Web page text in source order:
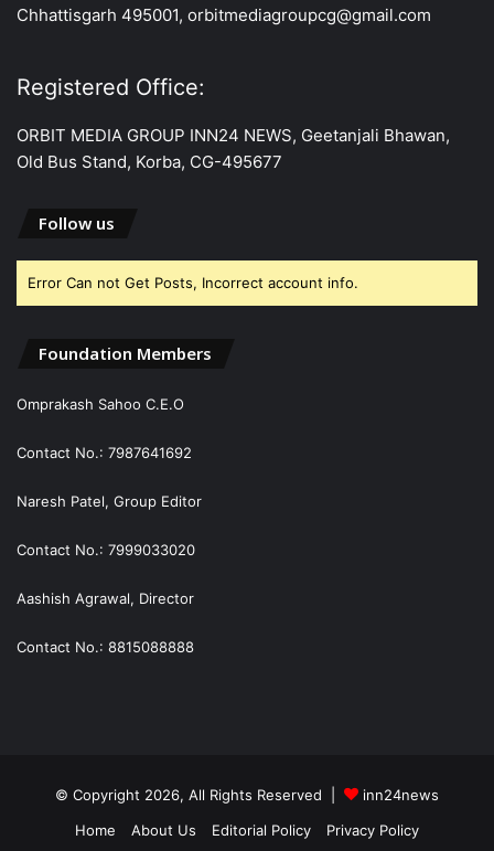
Chhattisgarh 495001, orbitmediagroupcg@gmail.com
Registered Office:
ORBIT MEDIA GROUP INN24 NEWS, Geetanjali Bhawan,
Old Bus Stand, Korba, CG-495677
Follow us
Error Can not Get Posts, Incorrect account info.
Foundation Members
Omprakash Sahoo C.E.O
Contact No.: 7987641692
Naresh Patel, Group Editor
Contact No.: 7999033020
Aashish Agrawal, Director
Contact No.: 8815088888
© Copyright 2026, All Rights Reserved |
inn24news
Home
About Us Editorial Policy Privacy Policy